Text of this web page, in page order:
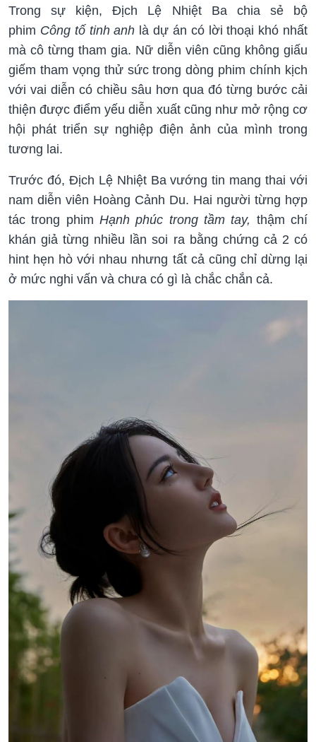
Trong sự kiện, Địch Lệ Nhiệt Ba chia sẻ bộ
phim Công tố tinh anh là dự án có lời thoại khó nhất
mà cô từng tham gia. Nữ diễn viên cũng không giấu
giếm tham vọng thử sức trong dòng phim chính kịch
với vai diễn có chiều sâu hơn qua đó từng bước cải
thiện được điểm yếu diễn xuất cũng như mở rộng cơ
hội phát triển sự nghiệp điện ảnh của mình trong
tương lai.
Trước đó, Địch Lệ Nhiệt Ba vướng tin mang thai với
nam diễn viên Hoàng Cảnh Du. Hai người từng hợp
tác trong phim Hạnh phúc trong tầm tay, thậm chí
khán giả từng nhiều lần soi ra bằng chứng cả 2 có
hint hẹn hò với nhau nhưng tất cả cũng chỉ dừng lại
ở mức nghi vấn và chưa có gì là chắc chắn cả.